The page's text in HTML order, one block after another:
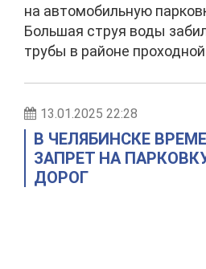
на автомобильную
Большая струя воды
трубы в районе
13.01.2025 22:28
В ЧЕЛЯБИНСКЕ
ЗАПРЕТ НА
ДОРОГ